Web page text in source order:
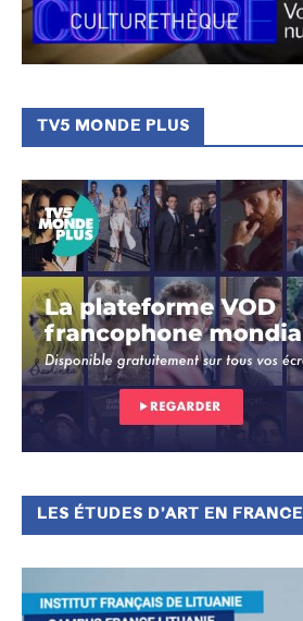
TV5 MONDE PLUS
LES ÉTUDES D’ART EN FRANCE